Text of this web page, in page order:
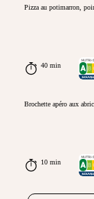
Pizza au potimarron,
40 min
Brochette apéro aux
10 min